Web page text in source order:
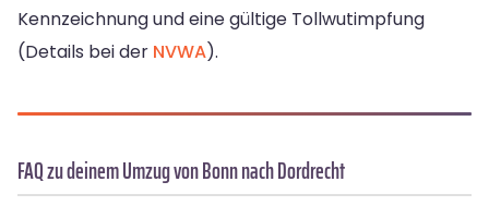
Kennzeichnung und eine gültige Tollwutimpfung
(Details bei der NVWA).
FAQ zu deinem Umzug von Bonn nach Dordrecht